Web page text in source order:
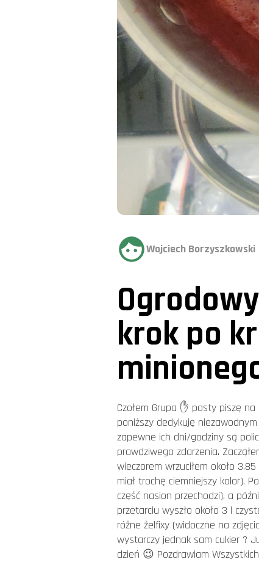
Wojciech Borzyszkowski
krok po
Czołem Grupa ✋ posty piszę
poniższy dedykuję
zapewne ich dni/godziny są
prawdziwego zdarzenia.
wieczorem wrzuciłem około
miał trochę ciemniejszy kolor).
część nasion przechodzi), a
przetarciu wyszło około 3 l
różne żelfixy (widoczne na
wystarczy jednak sam cukier ?
dzień 😉 Pozdrawiam